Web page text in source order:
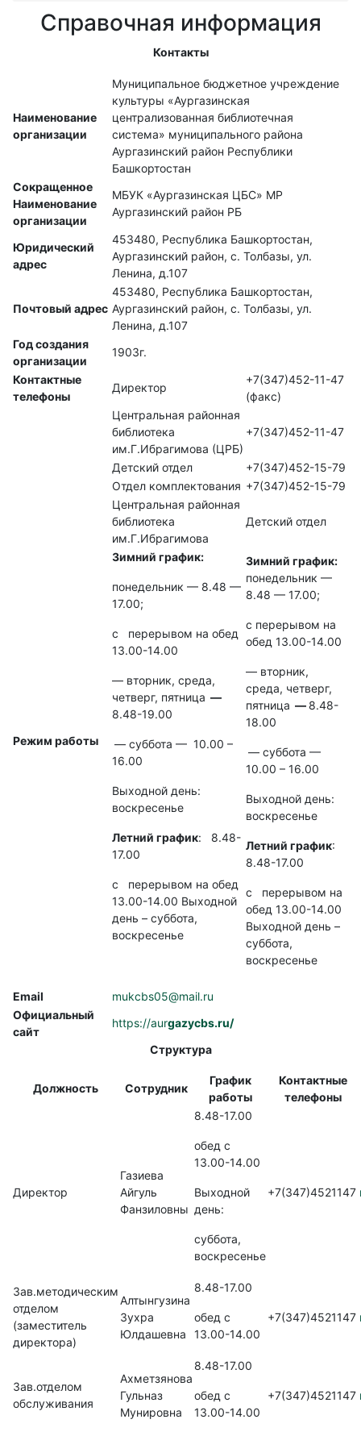
Справочная информация
Контакты
Наименование
организации
Муниципальное бюджетное учреждение
культуры «Аургазинская
централизованная библиотечная
система» муниципального района
Аургазинский район Республики
Башкортостан
Сокращенное
Наименование
организации
МБУК «Аургазинская ЦБС» МР
Аургазинский район РБ
Юридический
адрес
453480, Республика Башкортостан,
Аургазинский район, с. Толбазы, ул.
Ленина, д.107
Почтовый адрес
453480, Республика Башкортостан,
Аургазинский район, с. Толбазы, ул.
Ленина, д.107
Год создания
организации
1903г.
Контактные
телефоны
Директор
+7(347)452-11-47
(факс)
Центральная районная
библиотека
им.Г.Ибрагимова (ЦРБ)
+7(347)452-11-47
Детский отдел
+7(347)452-15-79
Отдел комплектования +7(347)452-15-79
Режим работы
Центральная районная
библиотека
им.Г.Ибрагимова
Детский отдел
Зимний график:
понедельник — 8.48 —
17.00;
с перерывом на обед
13.00-14.00
— вторник, среда,
четверг, пятница —
8.48-19.00
— суббота — 10.00 –
16.00
Выходной день:
воскресенье
Летний график: 8.48-
17.00
с перерывом на обед
13.00-14.00 Выходной
день – суббота,
воскресенье
Зимний график:
понедельник —
8.48 — 17.00;
с перерывом на
обед 13.00-14.00
— вторник,
среда, четверг,
пятница — 8.48-
18.00
— суббота —
10.00 – 16.00
Выходной день:
воскресенье
Летний график:
8.48-17.00
с перерывом на
обед 13.00-14.00
Выходной день –
суббота,
воскресенье
Email
mukcbs05@mail.ru
Официальный
сайт
https://aurgazycbs.ru/
Структура
Должность Сотрудник
График
работы
Контактные
телефоны
Директор
Газиева
Айгуль
Фанзиловны
8.48-17.00
обед с
13.00-14.00
Выходной
день:
суббота,
воскресенье
+7(347)4521147
Зав.методическим
отделом
(заместитель
директора)
Алтынгузина
Зухра
Юлдашевна
8.48-17.00
обед с
13.00-14.00
+7(347)4521147
Зав.отделом
обслуживания
Ахметзянова
Гульназ
Мунировна
8.48-17.00
обед с
13.00-14.00
+7(347)4521147